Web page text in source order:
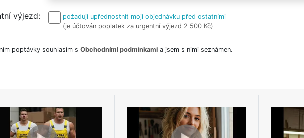
výjezd
požaduji upřednostnit moji objednávku před ostatními
(je účtován poplatek za urgentní výjezd 2 500 Kč)
poptávky souhlasím s Obchodními podmínkamia jsem s nimi seznámen.